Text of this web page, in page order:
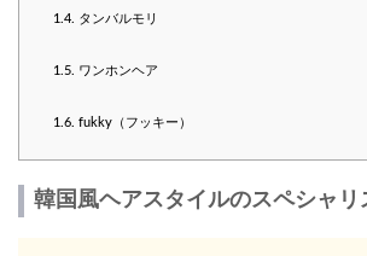
1.4. タンバルモリ
1.5. ワンホンヘア
1.6. fukky（フッキー）
韓国風ヘアスタイルのスペシャリ